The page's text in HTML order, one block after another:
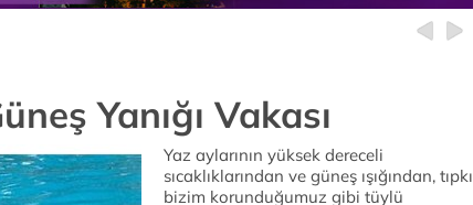
Yanığı Vakası
Yaz aylarının yüksek dereceli
sıcaklıklarından ve güneş ışığından, tıpkı
bizim korunduğumuz gibi tüylü